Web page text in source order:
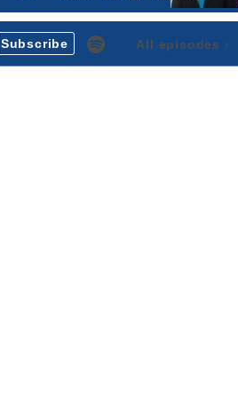
Subscribe All episodes ›